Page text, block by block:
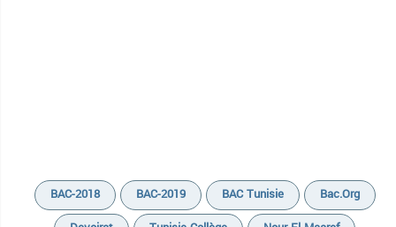
BAC-2018 BAC-2019 BAC Tunisie
Bac.org